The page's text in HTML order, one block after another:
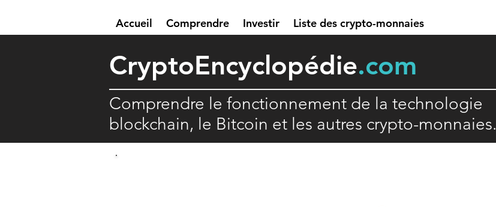
Accueil Comprendre Investir Liste des crypto-monnaies
CryptoEncyclopédie.com
Comprendre le fonctionnement de la technologie
blockchain, le Bitcoin et les autres crypto-monnaies.